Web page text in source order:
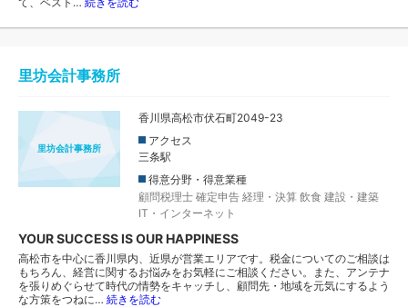
里坊会計事務所
里坊会計事務所
香川県高松市伏石町2049-23
アクセス
三条駅
得意分野・得意業種
顧問税理士 確定申告 経理・決算 飲食 建設・建築
IT・インターネット
YOUR SUCCESS IS OUR HAPPINESS
高松市を中心に香川県内、近県が営業エリアです。税金についてのご相談は
もちろん、経営に関するお悩みをお気軽にご相談ください。また、アンテナ
を張りめぐらせて時代の情勢をキャッチし、顧問先・地域を元気にするよう
な方策をつねに… 続きを読む